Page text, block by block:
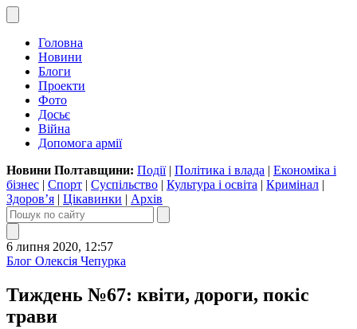
Головна
Новини
Блоги
Проекти
Фото
Досьє
Війна
Допомога армії
Новини Полтавщини: Події| Політика і влада | Економіка і
бізнес | Спорт | Суспільство | Культура і освіта | Кримінал |
Здоров’я | Цікавинки | Архів
6 липня 2020, 12:57
Блог Олексія Чепурка
Тиждень №67: квіти, дороги, покіс
трави